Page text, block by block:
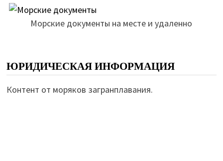
Морские документы на месте и удаленно
ЮРИДИЧЕСКАЯ ИНФОРМАЦИЯ
Контент от моряков загранплавания.